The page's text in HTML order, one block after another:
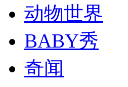
司机酒驾遇交警 急速倒车逃窜
动物世界
BABY秀
奇闻